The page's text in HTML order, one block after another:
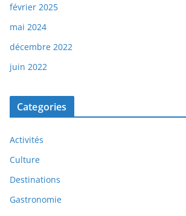
février 2025
mai 2024
décembre 2022
juin 2022
Categories
Activités
Culture
Destinations
Gastronomie